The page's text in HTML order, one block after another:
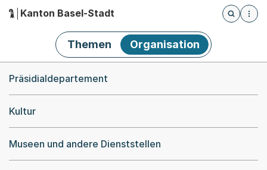
Hauptnavigation
Kanton Basel-Stadt
Öffnet
Themen Organisation
Präsidialdepartement
Kultur
Museen und andere Dienststellen